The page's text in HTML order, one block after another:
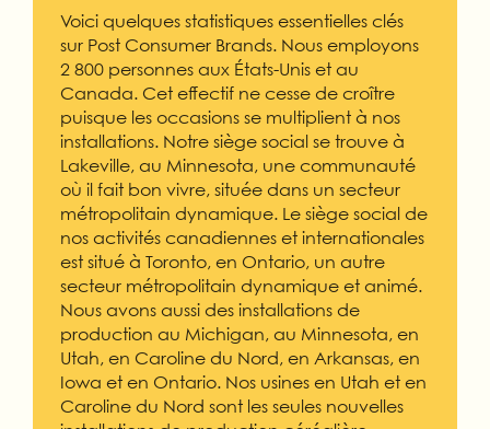
Voici quelques statistiques essentielles clés
sur Post Consumer Brands. Nous employons
2 800 personnes aux États-Unis et au
Canada. Cet effectif ne cesse de croître
puisque les occasions se multiplient à nos
installations. Notre siège social se trouve à
Lakeville, au Minnesota, une communauté
où il fait bon vivre, située dans un secteur
métropolitain dynamique. Le siège social de
nos activités canadiennes et internationales
est situé à Toronto, en Ontario, un autre
secteur métropolitain dynamique et animé.
Nous avons aussi des installations de
production au Michigan, au Minnesota, en
Utah, en Caroline du Nord, en Arkansas, en
Iowa et en Ontario. Nos usines en Utah et en
Caroline du Nord sont les seules nouvelles